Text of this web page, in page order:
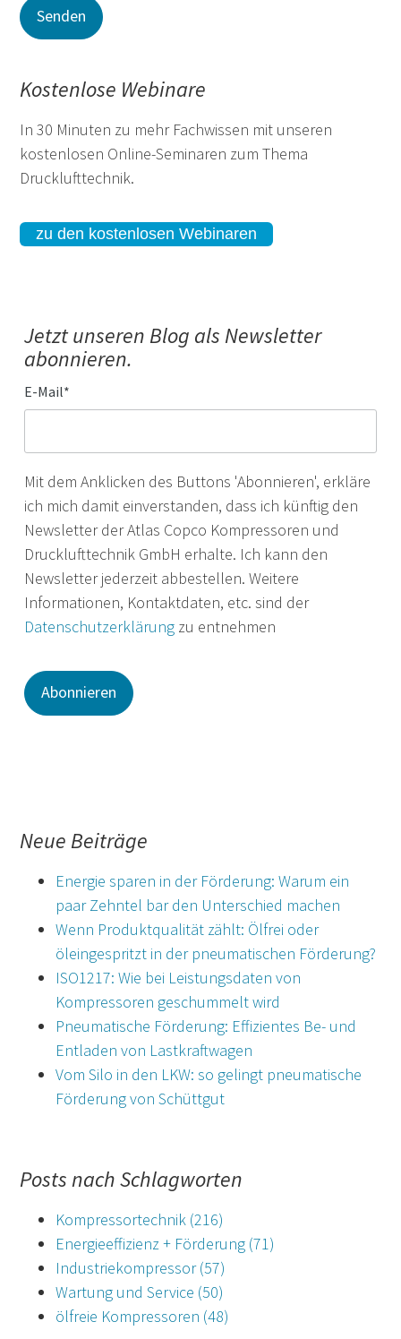
Kostenlose Webinare
In 30 Minuten zu mehr Fachwissen mit unseren
kostenlosen Online-Seminaren zum Thema
Drucklufttechnik.
zu den kostenlosen Webinaren
Jetzt unseren Blog als Newsletter
abonnieren.
E-Mail*
Mit dem Anklicken des Buttons 'Abonnieren', erkläre
ich mich damit einverstanden, dass ich künftig den
Newsletter der Atlas Copco Kompressoren und
Drucklufttechnik GmbH erhalte. Ich kann den
Newsletter jederzeit abbestellen. Weitere
Informationen, Kontaktdaten, etc. sind der
Datenschutzerklärungzu entnehmen
Neue Beiträge
Energie sparen in der Förderung: Warum ein
paar Zehntel bar den Unterschied machen
Wenn Produktqualität zählt: Ölfrei oder
öleingespritzt in der pneumatischen Förderung?
ISO1217: Wie bei Leistungsdaten von
Kompressoren geschummelt wird
Pneumatische Förderung: Effizientes Be- und
Entladen von Lastkraftwagen
Vom Silo in den LKW: so gelingt pneumatische
Förderung von Schüttgut
Posts nach Schlagworten
Kompressortechnik (216)
Energieeffizienz + Förderung (71)
Industriekompressor(57)
Wartung und Service (50)
ölfreie Kompressoren (48)